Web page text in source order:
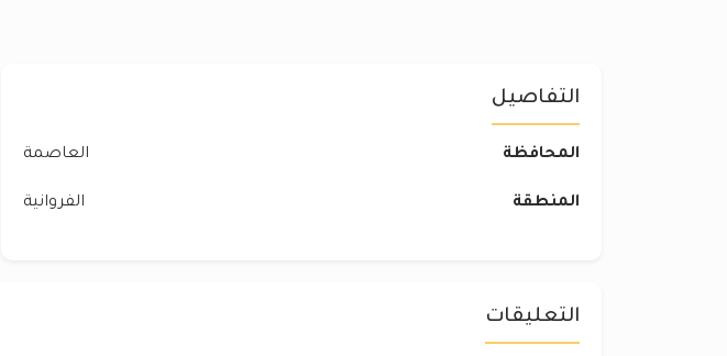
التفاصيل
المحافظة العاصمة
المنطقة الفروانية
التعليقات